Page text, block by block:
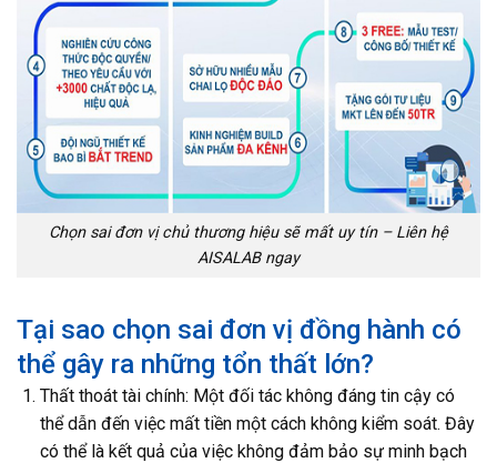
Chọn sai đơn vị chủ thương hiệu sẽ mất uy tín – Liên hệ
AISALAB ngay
Tại sao chọn sai đơn vị đồng hành có
thể gây ra những tổn thất lớn?
Thất thoát tài chính: Một đối tác không đáng tin cậy có
thể dẫn đến việc mất tiền một cách không kiểm soát. Đây
có thể là kết quả của việc không đảm bảo sự minh bạch